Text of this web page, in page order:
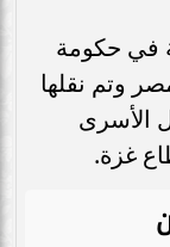
في حكومة
وتم نقلها
الأسرى
غزة.